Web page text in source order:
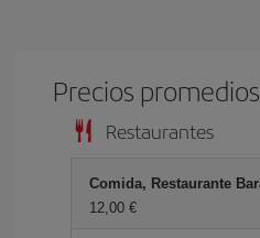
Precios
Restaurantes
Comida, Restaurante
12,00 €